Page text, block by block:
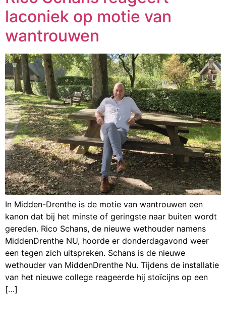
laconiek op motie van
wantrouwen
In Midden-Drenthe is de motie van wantrouwen een
kanon dat bij het minste of geringste naar buiten wordt
gereden. Rico Schans, de nieuwe wethouder namens
MiddenDrenthe NU, hoorde er donderdagavond weer
een tegen zich uitspreken. Schans is de nieuwe
wethouder van MiddenDrenthe Nu. Tijdens de installatie
van het nieuwe college reageerde hij stoïcijns op een
[…]